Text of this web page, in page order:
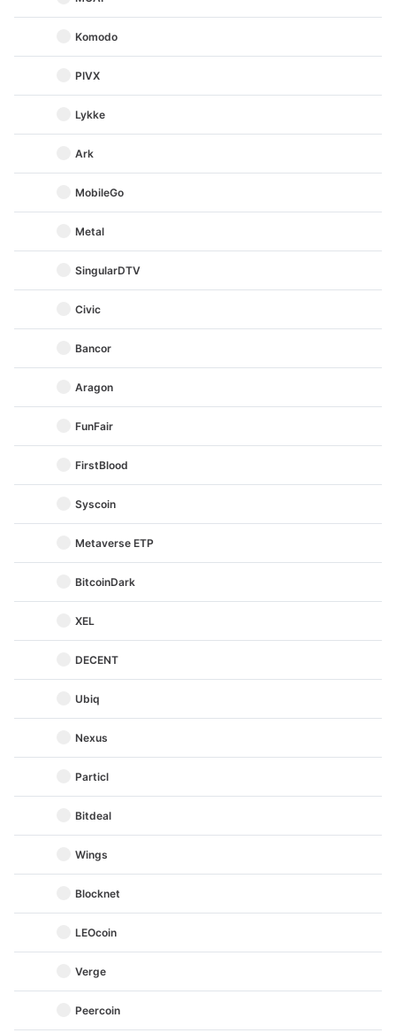
Komodo
PIVX
Lykke
Ark
MobileGo
Metal
SingularDTV
Civic
Bancor
Aragon
FunFair
FirstBlood
Syscoin
Metaverse ETP
BitcoinDark
XEL
DECENT
Ubiq
Nexus
Particl
Bitdeal
Wings
Blocknet
LEOcoin
Verge
Peercoin